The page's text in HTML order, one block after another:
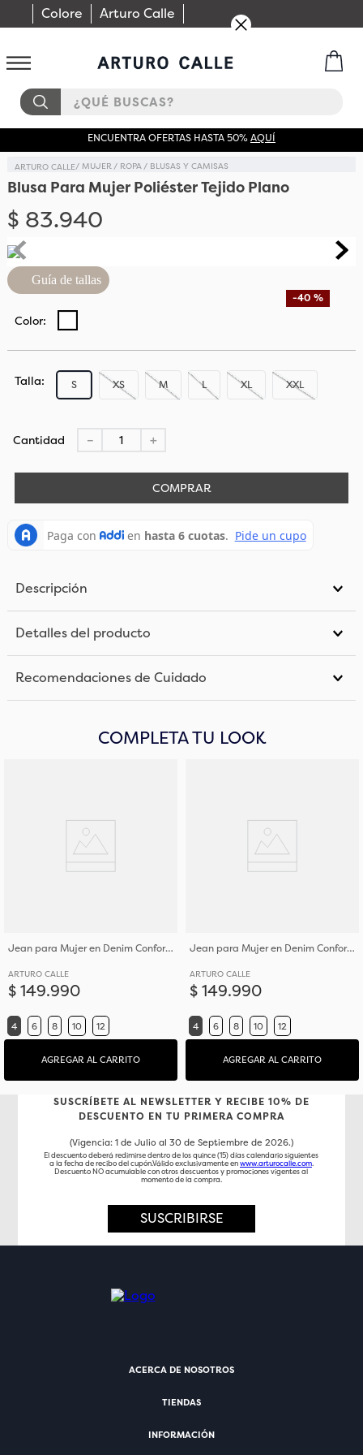
Colore Arturo Calle
¿QUÉ BUSCAS?
ENCUENTRA OFERTAS HASTA 50%AQUÍ
MUJER ROPA BLUSAS Y CAMISAS
Blusa Para Mujer Poliéster Tejido Plano
$ 83.940
-40 %
Guía de tallas
Talla XS
S M L XL XXL
Cantidad ＋
－
COMPRAR
Descripción
Detalles del producto
Recomendaciones de Cuidado
COMPLETA TU LOOK
Jean para Mujer en Denim Confortable Y Resistente
ARTURO CALLE
$ 149.990
4 6 8 10 12
AGREGAR AL CARRITO
Jean para Mujer en Denim Confortable Y Resistente
ARTURO CALLE
$ 149.990
4 6 8 10 12
AGREGAR AL CARRITO
SUSCRÍBETE AL NEWSLETTER Y RECIBE 10% DE
DESCUENTO EN TU PRIMERA COMPRA
(Vigencia: 1 de Julio al 30 de Septiembre de 2026.)
El descuento deberá redimirse dentro de los quince (15) días calendario siguientes
a la fecha de recibo del cupón.Válido exclusivamente enwww.arturocalle.com.
Descuento NO acumulable con otros descuentos y promociones vigentes al
momento de la compra.
SUSCRIBIRSE
ACERCA DE NOSOTROS
TIENDAS
INFORMACIÓN